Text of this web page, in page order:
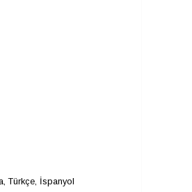
Türkçe, İspanyol